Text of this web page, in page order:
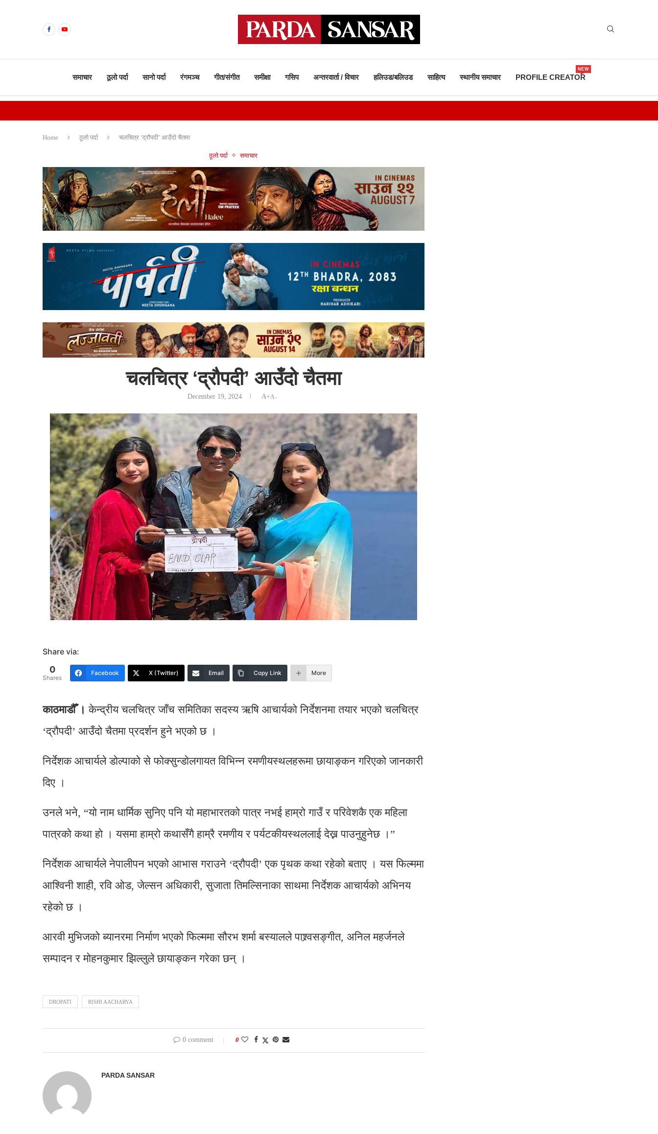
समाचार ठूलो पर्दा सानो पर्दा रंगमञ्च गीत/संगीत समीक्षा गसिप अन्तरवार्ता / विचार हलिउड/बलिउड साहित्य स्थानीय समाचार PROFILE CREATOR
NEW
Home ठूलो पर्दा चलचित्र ‘द्रौपदी’ आउँदो चैतमा
ठूलो पर्दा समाचार
चलचित्र ‘द्रौपदी’ आउँदो चैतमा
December 19, 2024 A+A-
Share via:
0
Shares
Facebook X (Twitter) Email Copy Link More
काठमाडौँ । केन्द्रीय चलचित्र जाँच समितिका सदस्य ऋषि आचार्यको निर्देशनमा तयार भएको चलचित्र
‘द्रौपदी’ आउँदो चैतमा प्रदर्शन हुने भएको छ ।
निर्देशक आचार्यले डोल्पाको से फोक्सुन्डोलगायत विभिन्न रमणीयस्थलहरूमा छायाङ्कन गरिएको जानकारी
दिए ।
उनले भने, “यो नाम धार्मिक सुनिए पनि यो महाभारतको पात्र नभई हाम्रो गाउँ र परिवेशकै एक महिला
पात्रको कथा हो । यसमा हाम्रो कथासँगै हाम्रै रमणीय र पर्यटकीयस्थललाई देख्न पाउनुहुनेछ ।”
निर्देशक आचार्यले नेपालीपन भएको आभास गराउने ‘द्रौपदी’ एक पृथक कथा रहेको बताए । यस फिल्ममा
आश्विनी शाही, रवि ओड, जेल्सन अधिकारी, सुजाता तिमल्सिनाका साथमा निर्देशक आचार्यको अभिनय
रहेको छ ।
आरवी मुभिजको ब्यानरमा निर्माण भएको फिल्ममा सौरभ शर्मा बस्यालले पाश्र्वसङ्गीत, अनिल महर्जनले
सम्पादन र मोहनकुमार झिल्लुले छायाङ्कन गरेका छन् ।
DROPATI RISHI AACHARYA
0 comment 0
PARDA SANSAR